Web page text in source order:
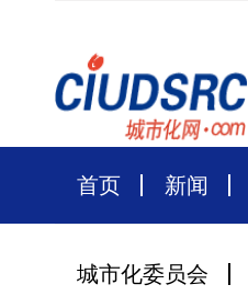
首页 新闻
城市化委员会